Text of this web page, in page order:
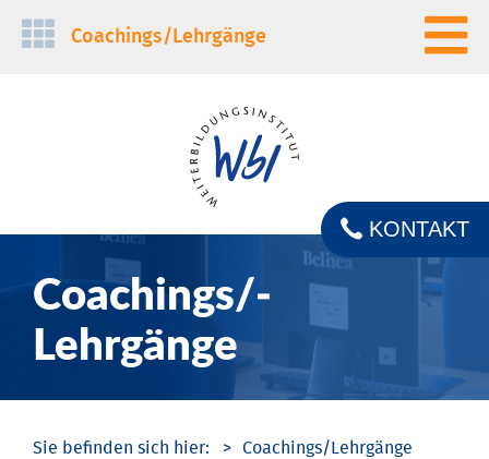
Navigation
Coachings/­Lehrgänge
Coachings/­
Lehrgänge
KONTAKT
Coachings/­Lehrgänge